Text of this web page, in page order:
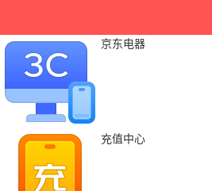
京东电器
充值中心